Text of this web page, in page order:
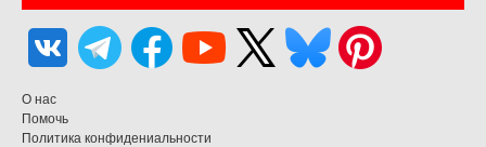
О нас
Помочь
Политика конфидениальности